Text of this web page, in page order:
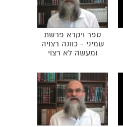
ספר ויקרא פרשת
שמיני - כוונה רצויה
ומעשה לא רצוי